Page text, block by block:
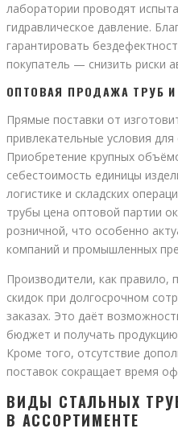
лаборатории проводят
гидравлическое давление.
гарантировать
покупатель — снизить риски
ОПТОВАЯ ПРОДАЖА ТРУБ
Прямые поставки от
привлекательные условия
Приобретение крупных
себестоимость единицы
логистике и складских
трубы цена оптовой партии
розничной, что особенно
компаний и промышленных
Производители, как правило,
скидок при долгосрочном
заказах. Это даёт
бюджет и получать
Кроме того, отсутствие
поставок сокращает время
ВИДЫ СТАЛЬНЫХ
В АССОРТИМЕНТЕ